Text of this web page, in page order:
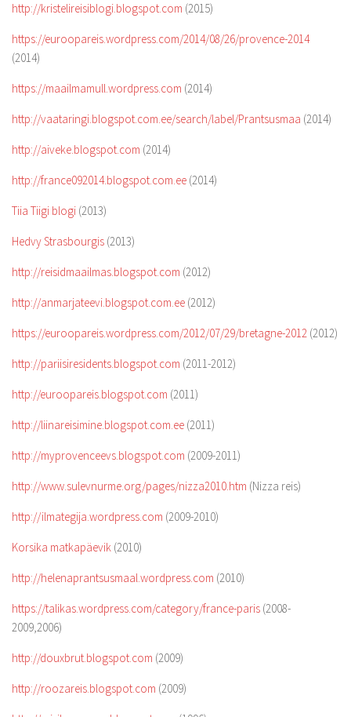
http://kristelireisiblogi.blogspot.com (2015)
https://euroopareis.wordpress.com/2014/08/26/provence-2014
(2014)
https://maailmamull.wordpress.com (2014)
http://vaataringi.blogspot.com.ee/search/label/Prantsusmaa (2014)
http://aiveke.blogspot.com (2014)
http://france092014.blogspot.com.ee (2014)
Tiia Tiigi blogi (2013)
Hedvy Strasbourgis (2013)
http://reisidmaailmas.blogspot.com (2012)
http://anmarjateevi.blogspot.com.ee (2012)
https://euroopareis.wordpress.com/2012/07/29/bretagne-2012 (2012)
http://pariisiresidents.blogspot.com (2011-2012)
http://euroopareis.blogspot.com (2011)
http://liinareisimine.blogspot.com.ee (2011)
http://myprovenceevs.blogspot.com (2009-2011)
http://www.sulevnurme.org/pages/nizza2010.htm (Nizza reis)
http://ilmategija.wordpress.com (2009-2010)
Korsika matkapäevik (2010)
http://helenaprantsusmaal.wordpress.com (2010)
https://talikas.wordpress.com/category/france-paris (2008-
2009,2006)
http://douxbrut.blogspot.com (2009)
http://roozareis.blogspot.com (2009)